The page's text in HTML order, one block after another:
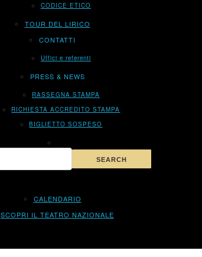
CODICE ETICO
TOUR DEL LIRICO
CONTATTI
Uffici e referenti
PRESS & NEWS
RASSEGNA STAMPA
RICHIESTA ACCREDITO STAMPA
BIGLIETTO SOSPESO
CALENDARIO
SCOPRI IL TEATRO NAZIONALE